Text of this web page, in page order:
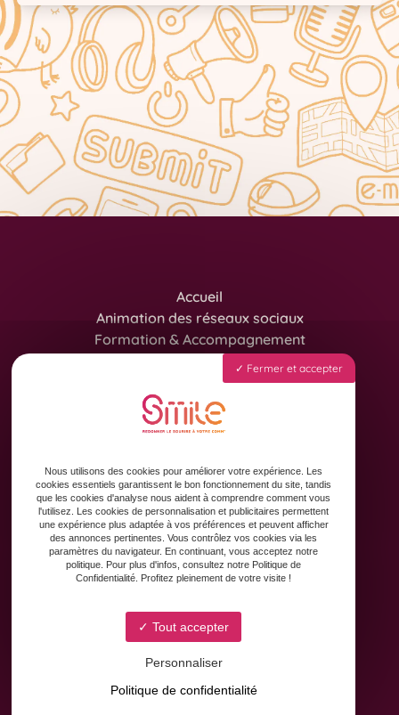
Accueil
Animation des réseaux sociaux
Formation & Accompagnement
Graphisme & Design
Copywriting
Contact
8 Avenue Yves Brunaud
31880 Colomiers
De 9h à 18h
Fermer et accepter
Nous utilisons des cookies pour améliorer votre expérience. Les
cookies essentiels garantissent le bon fonctionnement du site, tandis
que les cookies d'analyse nous aident à comprendre comment vous
l'utilisez. Les cookies de personnalisation et publicitaires permettent
une expérience plus adaptée à vos préférences et peuvent afficher
des annonces pertinentes. Vous contrôlez vos cookies via les
paramètres du navigateur. En continuant, vous acceptez notre
politique. Pour plus d'infos, consultez notre Politique de
Confidentialité. Profitez pleinement de votre visite !
Tout accepter
Personnaliser
Politique de confidentialité